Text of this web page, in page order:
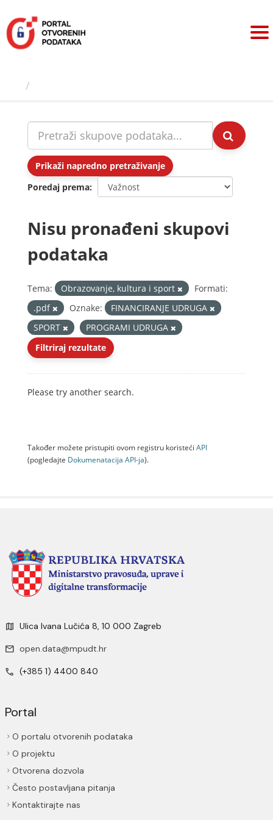
sadržaj
Prikaži napredno pretraživanje
Poredaj prema
Nisu pronađeni skupovi
podataka
Tema: Obrazovanje, kultura i sport
Formati:
.pdf
Oznake:
FINANCIRANJE UDRUGA
SPORT
PROGRAMI UDRUGA
Filtriraj rezultate
Please try another search.
Također možete pristupiti ovom registru koristeći API
(pogledajte Dokumenаtаcijа API-jа).